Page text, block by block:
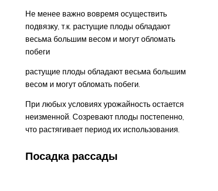
Не менее важно вовремя осуществить
подвязку, т.к. растущие плоды обладают
весьма большим весом и могут обломать
побеги
растущие плоды обладают весьма большим
весом и могут обломать побеги.
При любых условиях урожайность остается
неизменной. Созревают плоды постепенно,
что растягивает период их использования.
Посадка рассады